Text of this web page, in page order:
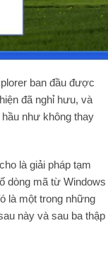
ban đầu được
đã nghỉ hưu, và
như không thay
là giải pháp tạm
dòng mã từ Windows
là một trong những
này và sau ba thập